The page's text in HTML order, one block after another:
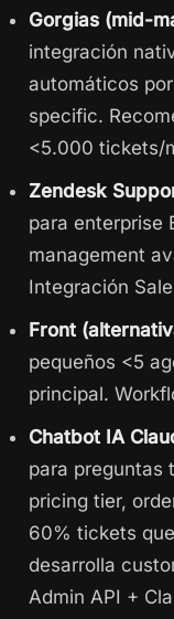
Gorgias (mid-
integración
automáticos
specific.
<5.000 tickets/
Zendesk
para enterprise
management
Integración
Front
pequeños <5
principal.
Chatbot IA
para preguntas
pricing tier,
60% tickets
desarrolla
Admin API +